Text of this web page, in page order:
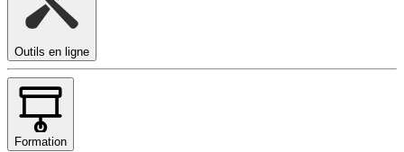
Outils en ligne
Formation